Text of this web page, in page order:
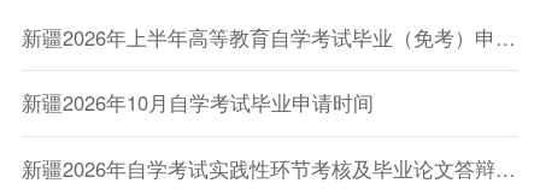
新疆2026年上半年高等教育自学考试毕业（免考）申请办理公告
新疆2026年10月自学考试毕业申请时间
新疆2026年自学考试实践性环节考核及毕业论文答辩相关安排